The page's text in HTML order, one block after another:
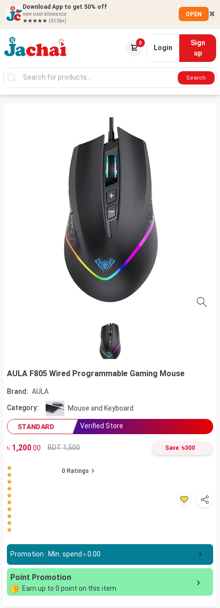
Download App to get 50% off
new user allowance
★★★★★ (430k+)
OPEN ✖
0
Login
Sign
up
Search
AULA F805 Wired Programmable Gaming Mouse
Brand: AULA
Category: Mouse and Keyboard
STANDARD Verified Store
৳ 1,200.00 BDT 1,500 Save ৳300
0 Ratings
Promotion : Min. spend ৳0.00
Point Promotion
Earn up to 0 point on this item